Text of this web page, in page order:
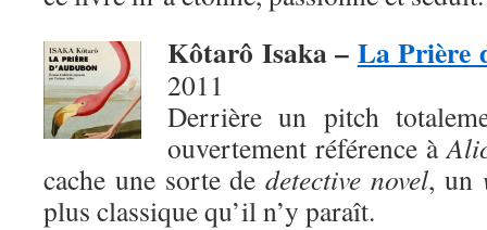
Kôtarô Isaka – La Prière
2011
Derrière un pitch
ouvertement référence à
cache une sorte dedetective novel, un
plus classique qu’il n’y paraît.